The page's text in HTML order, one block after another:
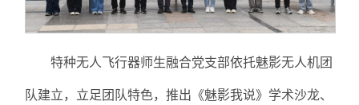
特种无人飞行器师生融合党支部依托魅影无人机团
队建立，立足团队特色，推出《魅影我说》学术沙龙、